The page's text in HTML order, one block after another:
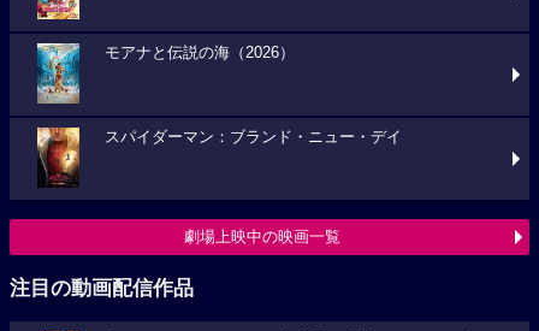
モアナと伝説の海（2026）
スパイダーマン：ブランド・ニュー・デイ
劇場上映中の映画一覧
注目の動画配信作品